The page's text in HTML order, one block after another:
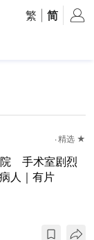
繁 简
精选 ★
院 手术室剧烈
人｜有片